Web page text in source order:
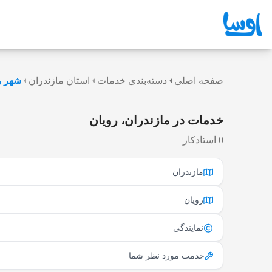
صفحه اصلی دسته‌بندی خدمات استان مازندران شهر
خدمات در مازندران، رویان
0 استادکار
مازندران
رویان
نمایندگی
خدمت مورد نظر شما